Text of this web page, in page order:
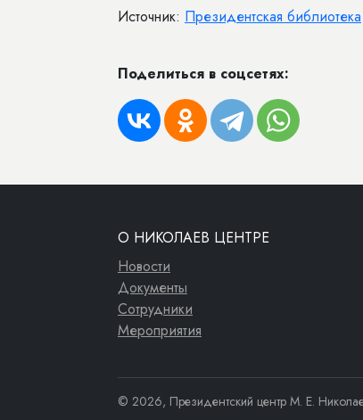
Источник: Президентская библиотека
Поделиться в соцсетях:
О НИКОЛАЕВ ЦЕНТРЕ
Новости
Документы
Сотрудники
Мероприятия
© 2026, Президентский центр М. Е.